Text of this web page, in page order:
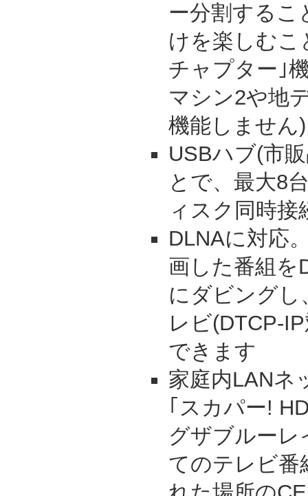
ー分割するこ
けを楽しむこ
チャプター｣
マシン2や地
機能しません)
USBハブ(市
とで、最大8
ィスク同時接
DLNAに対応
画した番組を
にダビングし
レビ(DTCP-
できます
家庭内LANネ
｢スカパー!
グザブルー
てのテレビ番